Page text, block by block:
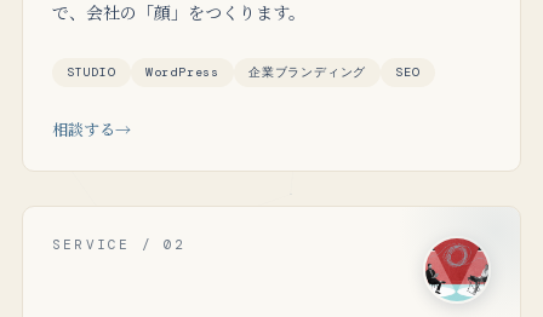
で、会社の「顔」をつくります。
STUDIO WordPress 企業ブランディング SEO
相談する
SERVICE / 02